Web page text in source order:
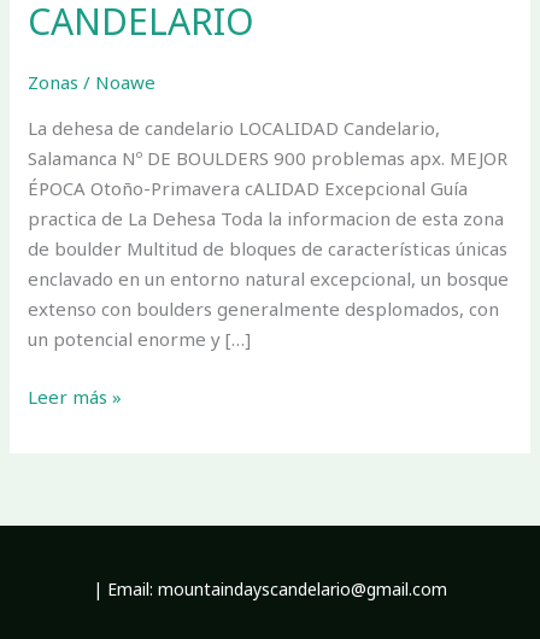
CANDELARIO
Zonas / Noawe
La dehesa de candelario LOCALIDAD Candelario,
Salamanca Nº DE BOULDERS 900 problemas apx. MEJOR
ÉPOCA Otoño-Primavera cALIDAD Excepcional Guía
practica de La Dehesa Toda la informacion de esta zona
de boulder Multitud de bloques de características únicas
enclavado en un entorno natural excepcional, un bosque
extenso con boulders generalmente desplomados, con
un potencial enorme y […]
DE
Leer más »
| Email: mountaindayscandelario@gmail.com